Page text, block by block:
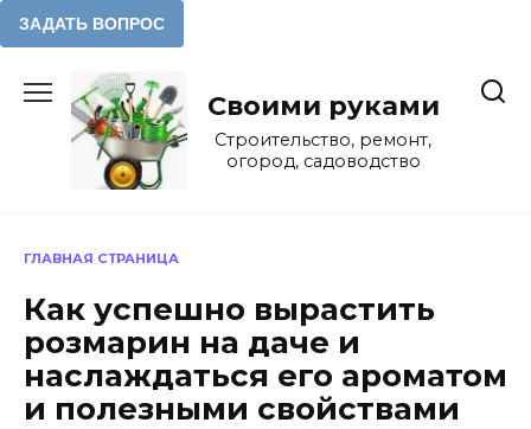
содержанию
Своими руками
Строительство, ремонт,
огород, садоводство
ГЛАВНАЯ СТРАНИЦА
Как успешно вырастить
розмарин на даче и
наслаждаться его ароматом
и полезными свойствами